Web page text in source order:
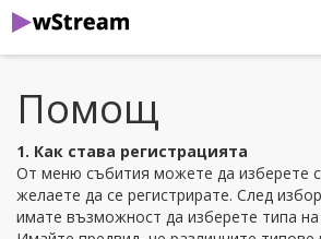
Помощ
1. Как става регистрацията
От меню събития можете да изберете
желаете да се регистрирате. След
имате възможност да изберете типа на